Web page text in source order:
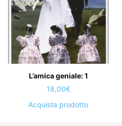
L’amica geniale: 1
18,00€
Acquista prodotto